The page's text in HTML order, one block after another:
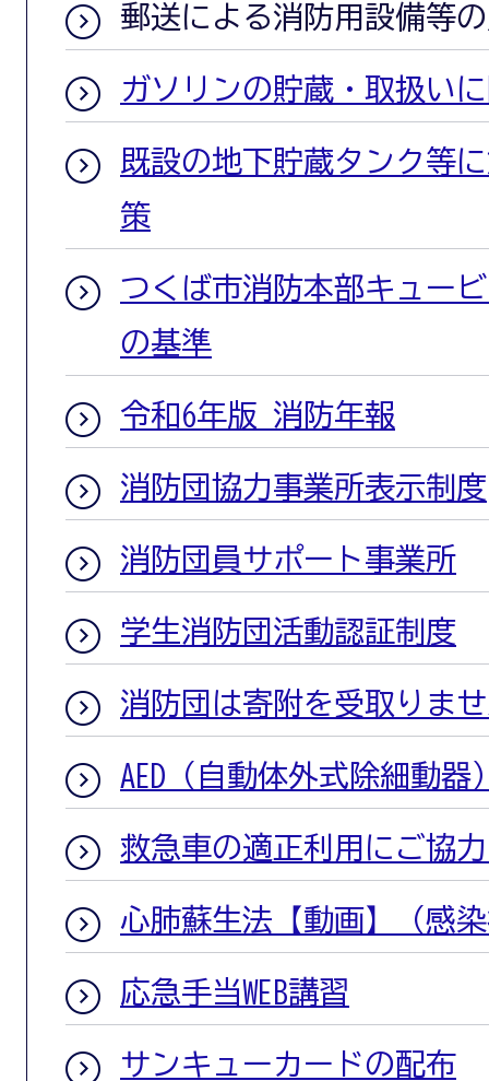
郵送による消防用設備等
ガソリンの貯蔵・取扱い
既設の地下貯蔵タンク等
策
つくば市消防本部キュー
の基準
令和6年版 消防年報
消防団協力事業所表示制度
消防団員サポート事業所
学生消防団活動認証制度
消防団は寄附を受取りま
AED（自動体外式除細動器
救急車の適正利用にご協
心肺蘇生法【動画】（感
応急手当WEB講習
サンキューカードの配布